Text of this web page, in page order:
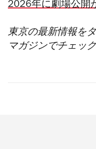
2026年に劇場公開
東京の最新情報を
マガジンでチェッ